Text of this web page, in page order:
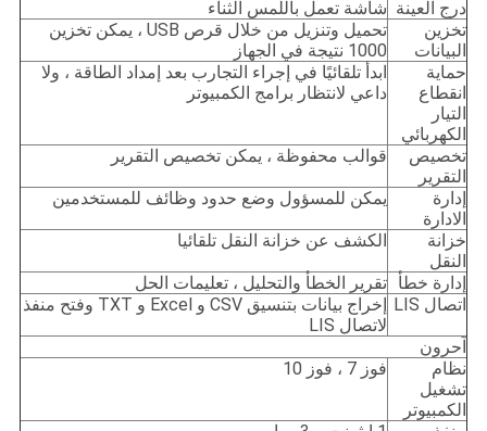
درج العينة شاشة تعمل باللمس الثناء
تخزين
البيانات
تحميل وتنزيل من خلال قرص USB ، يمكن تخزين
1000 نتيجة في الجهاز
حماية
انقطاع
التيار
الكهربائي
ابدأ تلقائيًا في إجراء التجارب بعد إمداد الطاقة ، ولا
داعي لانتظار برامج الكمبيوتر
تخصيص
التقرير
قوالب محفوظة ، يمكن تخصيص التقرير
إدارة
الادارة
يمكن للمسؤول وضع حدود وظائف للمستخدمين
خزانة
النقل
الكشف عن خزانة النقل تلقائيا
إدارة خطأ تقرير الخطأ والتحليل ، تعليمات الحل
اتصال LIS
إخراج بيانات بتنسيق CSV و Excel و TXT وفتح منفذ
لاتصال LIS
آحرون
نظام
تشغيل
الكمبيوتر
فوز 7 ، فوز 10